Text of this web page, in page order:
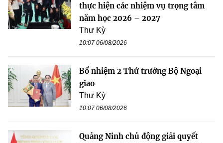
thực hiện các nhiệm vụ trọng tâm
năm học 2026 – 2027
Thư Kỳ
10:07 06/08/2026
Bổ nhiệm 2 Thứ trưởng Bộ Ngoại
giao
Thư Kỳ
10:07 06/08/2026
Quảng Ninh chủ động giải quyết